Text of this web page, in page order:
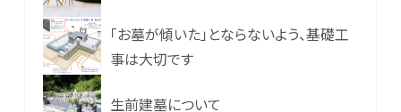
「お墓が傾いた」とならないよう、基礎工
事は大切です
生前建墓について